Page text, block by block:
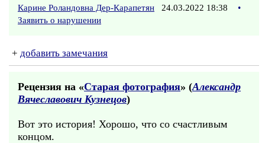
Карине Роландовна Дер-Карапетян 24.03.2022 18:38
•
Заявить о нарушении
+ добавить замечания
Рецензия на «Старая фотография» (Александр
Вячеславович Кузнецов)
Вот это история! Хорошо, что со счастливым
концом.